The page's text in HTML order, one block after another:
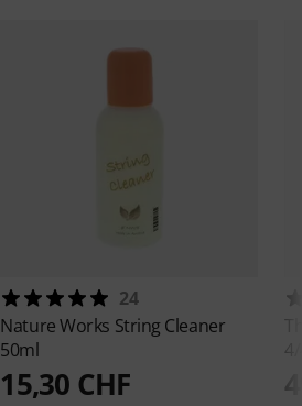
24
Nature Works String Cleaner
50ml
15,30 CHF